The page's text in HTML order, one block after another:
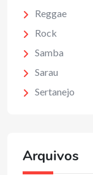
Reggae
Rock
Samba
Sarau
Sertanejo
Arquivos